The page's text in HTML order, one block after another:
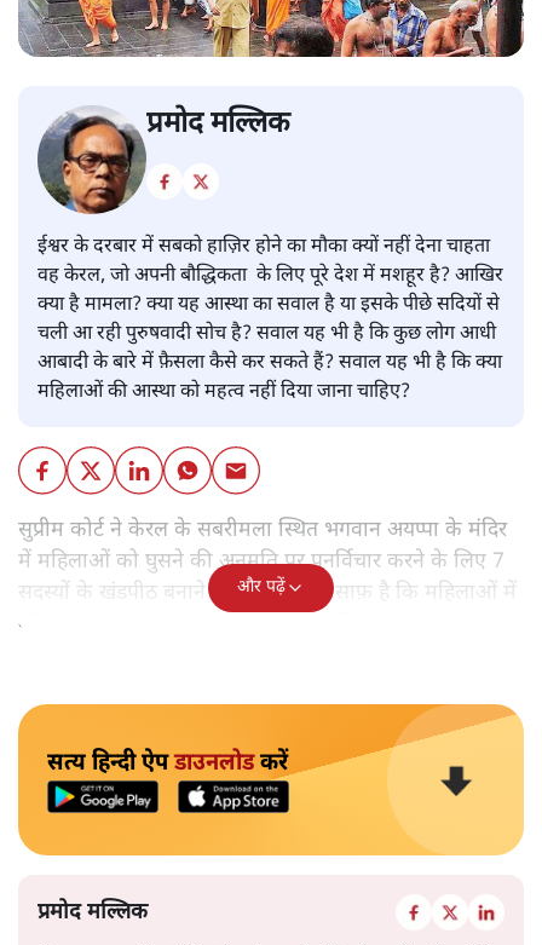
प्रमोद मल्लिक
ईश्वर के दरबार में सबको हाज़िर होने का मौका क्यों नहीं देना चाहता
वह केरल, जो अपनी बौद्धिकता के लिए पूरे देश में मशहूर है? आखिर
क्या है मामला? क्या यह आस्था का सवाल है या इसके पीछे सदियों से
चली आ रही पुरुषवादी सोच है? सवाल यह भी है कि कुछ लोग आधी
आबादी के बारे में फ़ैसला कैसे कर सकते हैं? सवाल यह भी है कि क्या
महिलाओं की आस्था को महत्व नहीं दिया जाना चाहिए?
सुप्रीम कोर्ट ने केरल के सबरीमला स्थित भगवान अयप्पा के मंदिर
में महिलाओं को घुसने की अनुमति पर पुनर्विचार करने के लिए 7
सदस्यों के खंडपीठ बनाने को कहा। इससे साफ़ है कि महिलाओं में
मंदिर जाने के फ़ैसले पर सरकार ने रोक नहीं लगाई है।
और पढ़ें
सत्य हिन्दी ऐपडाउनलोडकरें
प्रमोद मल्लिक